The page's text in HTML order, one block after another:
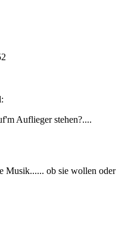
Auflieger stehen?....
Musik...... ob sie wollen oder